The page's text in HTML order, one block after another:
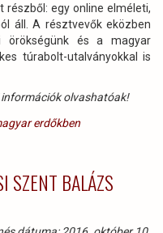
részből: egy online elméleti,
áll. A résztvevők eközben
örökségünk és a magyar
túrabolt-utalványokkal is
olvashatóak!
SZENT BALÁZS